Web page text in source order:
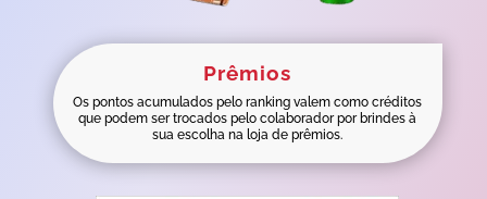
Prêmios
Os pontos acumulados pelo ranking valem como créditos
que podem ser trocados pelo colaborador por brindes à
sua escolha na loja de prêmios.